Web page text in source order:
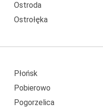
Ostroda
Ostrołęka
Płońsk
Pobierowo
Pogorzelica